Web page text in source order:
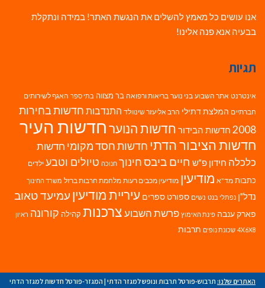
אנו עושים כל מאמץ להשלים את הנגשת האתר! במידה ונתקלת
בבעיה אנא פנה אלינו!
תגיות
אינטרנט אתר השבוע בני נוער בריאות ורפואה בר מצווה בתי ספר האגף לשירותים
חברתיים המלצת דתילי הרב אליעזר שינוולד התנדבות חדשות בחירות
2008 חדשות הבידור חדשות הנוערחדשות העיר
חדשות הציבור הדתי חדשות חסד מקומי חדשות
כלכלה חידון פ"ש חיים ביבסחינוך חנוכה טיולים וטבע ילדים
כתבות מד"א מודיעין מודיעין מכבים רעות מלחמת חרבות ברזל משרד החינוך
נדל"ן נפתלי בנט נשים ספורט ספרים עיריית מודיעין עמיעד טאוב
פארק ענבה פינת האימוץ פרשת השבועצרכנות קהילה קורונה ראיון
4X6X8 שכונת נופים תרבות
האתרים שלנו: תרבוש-פורטל תרבות ונופש למגזר הדתי | המגזר-פורטל חדשות למגזר הדתי